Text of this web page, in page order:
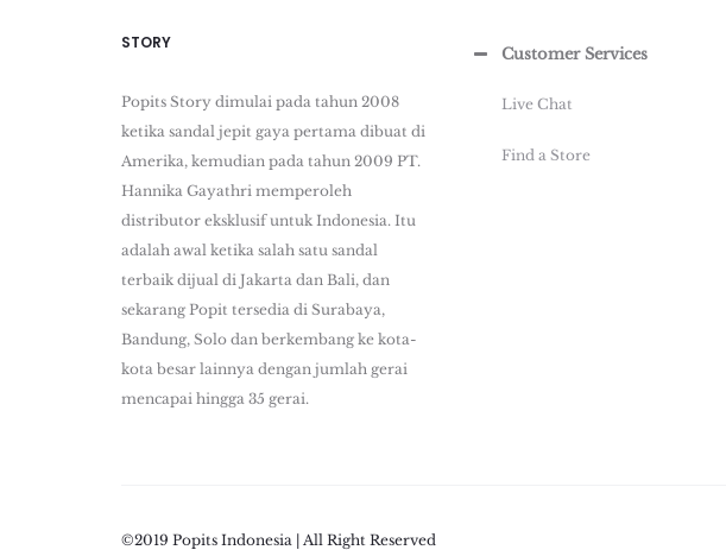
STORY
Popits Story dimulai pada tahun 2008
ketika sandal jepit gaya pertama dibuat di
Amerika, kemudian pada tahun 2009 PT.
Hannika Gayathri memperoleh
distributor eksklusif untuk Indonesia. Itu
adalah awal ketika salah satu sandal
terbaik dijual di Jakarta dan Bali, dan
sekarang Popit tersedia di Surabaya,
Bandung, Solo dan berkembang ke kota-
kota besar lainnya dengan jumlah gerai
mencapai hingga 35 gerai.
Customer Services
Live Chat
Find a Store
©2019 Popits Indonesia | All Right Reserved